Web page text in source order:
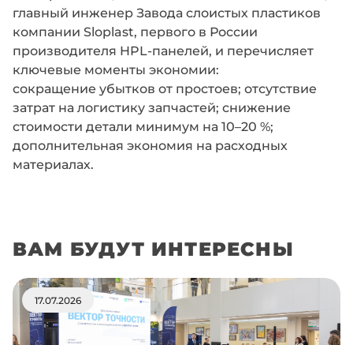
главный инженер Завода слоистых пластиков
компании Sloplast, первого в России
производителя HPL-панелей, и перечисляет
ключевые моменты экономии:
сокращение убытков от простоев; отсутствие
затрат на логистику запчастей; снижение
стоимости детали минимум на 10–20 %;
дополнительная экономия на расходных
материалах.
ВАМ БУДУТ ИНТЕРЕСНЫ
17.07.2026